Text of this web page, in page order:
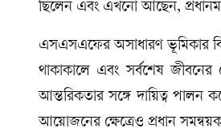
ছিলেন এবং এখনো আছেন,
এসএসএফের অসাধারণ ভূমিকার
থাকাকালে এবং সর্বশেষ
আন্তরিকতার সঙ্গে দায়িত্ব পালন
আয়োজনের ক্ষেত্রেও প্রধান